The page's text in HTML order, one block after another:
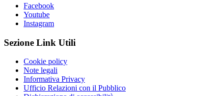
Facebook
Youtube
Instagram
Sezione Link Utili
Cookie policy
Note legali
Informativa Privacy
Ufficio Relazioni con il Pubblico